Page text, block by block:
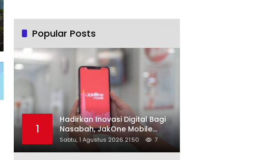
Popular Posts
1
Hadirkan Inovasi Digital Bagi
Nasabah, JakOne Mobile
Antar Bank Jakarta Sukses
Raih Digital Excellence
Sabtu, 1 Agustus 2026 21:50 7